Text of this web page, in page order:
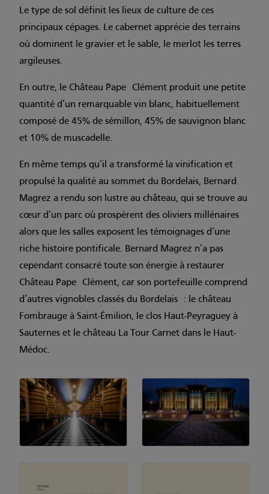
Le type de sol définit les lieux de culture de ces
principaux cépages. Le cabernet apprécie des terrains
où dominent le gravier et le sable, le merlot les terres
argileuses.
En outre, le Château Pape Clément produit une petite
quantité d’un remarquable vin blanc, habituellement
composé de 45% de sémillon, 45% de sauvignon blanc
et 10% de muscadelle.
En même temps qu’il a transformé la vinification et
propulsé la qualité au sommet du Bordelais, Bernard
Magrez a rendu son lustre au château, qui se trouve au
cœur d’un parc où prospèrent des oliviers millénaires
alors que les salles exposent les témoignages d’une
riche histoire pontificale. Bernard Magrez n’a pas
cependant consacré toute son énergie à restaurer
Château Pape Clément, car son portefeuille comprend
d’autres vignobles classés du Bordelais : le château
Fombrauge à Saint-Émilion, le clos Haut-Peyraguey à
Sauternes et le château La Tour Carnet dans le Haut-
Médoc.